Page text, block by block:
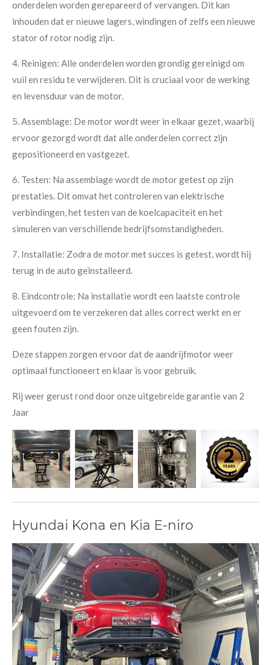
onderdelen worden gerepareerd of vervangen. Dit kan
inhouden dat er nieuwe lagers, windingen of zelfs een nieuwe
stator of rotor nodig zijn.
4. Reinigen: Alle onderdelen worden grondig gereinigd om
vuil en residu te verwijderen. Dit is cruciaal voor de werking
en levensduur van de motor.
5. Assemblage: De motor wordt weer in elkaar gezet, waarbij
ervoor gezorgd wordt dat alle onderdelen correct zijn
gepositioneerd en vastgezet.
6. Testen: Na assemblage wordt de motor getest op zijn
prestaties. Dit omvat het controleren van elektrische
verbindingen, het testen van de koelcapaciteit en het
simuleren van verschillende bedrijfsomstandigheden.
7. Installatie: Zodra de motor met succes is getest, wordt hij
terug in de auto geïnstalleerd.
8. Eindcontrole: Na installatie wordt een laatste controle
uitgevoerd om te verzekeren dat alles correct werkt en er
geen fouten zijn.
Deze stappen zorgen ervoor dat de aandrijfmotor weer
optimaal functioneert en klaar is voor gebruik.
Rij weer gerust rond door onze uitgebreide garantie van 2
Jaar
Hyundai Kona en Kia E-niro